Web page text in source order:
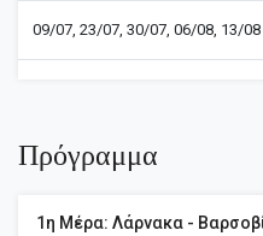
09/07, 23/07, 30/07, 06/08, 13/
Πρόγραμμα
1η Μέρα: Λάρνακα -